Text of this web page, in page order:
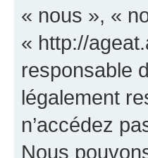
« nous », «
« http://
responsable
légalement
n’accédez
Nous